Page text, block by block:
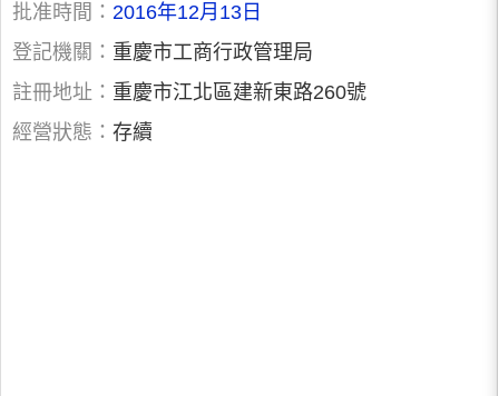
批准時間： 2016年12月13日
登記機關： 重慶市工商行政管理局
註冊地址： 重慶市江北區建新東路260號
經營狀態： 存續